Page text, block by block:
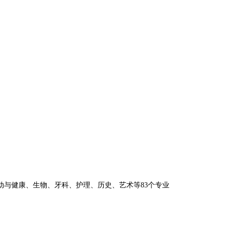
健康、生物、牙科、护理、历史、艺术等83个专业